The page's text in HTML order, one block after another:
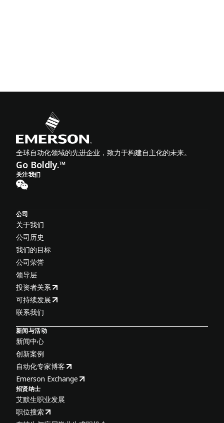
全球自动化领域的先进企业，致力于构建自主化的未来。
Go Boldly.™
关注我们
公司
关于我们
公司历史
我们的目标
公司荣誉
领导层
投资者关系
可持续发展
联系我们
新闻与活动
新闻中心
创新案例
自动化专家博客
Emerson Exchange
招贤纳士
艾默生职业发展
职位搜索